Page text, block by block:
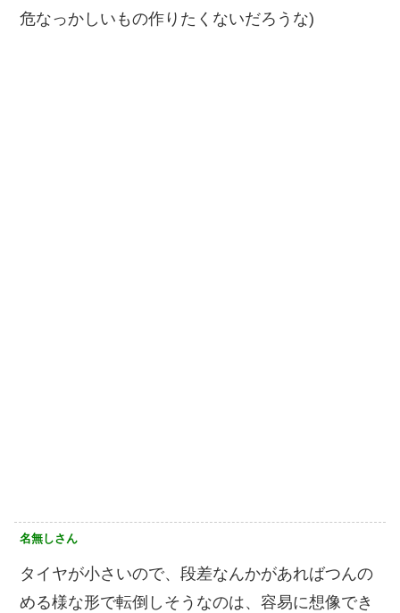
危なっかしいもの作りたくないだろうな)
名無しさん
タイヤが小さいので、段差なんかがあればつんの
める様な形で転倒しそうなのは、容易に想像でき